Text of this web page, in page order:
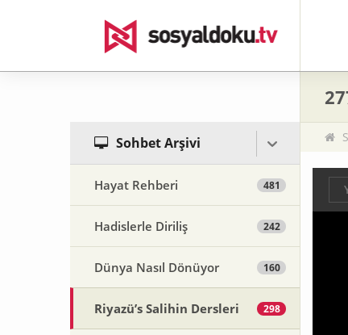
Sohbet Arşivi
Hayat Rehberi 481
Hadislerle Diriliş 242
Dünya Nasıl Dönüyor 160
Riyazü’s Salihin Dersleri 298